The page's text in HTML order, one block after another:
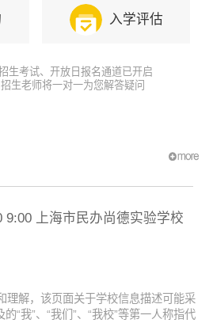
入学评估
生考试、开放日报名通道已开启
生老师将一对一为您解答疑问
9:00 上海市民办尚德实验学校
理解，该页面关于学校信息描述可能采
“我”、“我们”、“我校”等第一人称指代